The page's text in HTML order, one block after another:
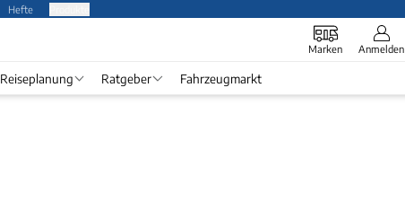
Hefte
Marken Anmelden
Reiseplanung Ratgeber Fahrzeugmarkt